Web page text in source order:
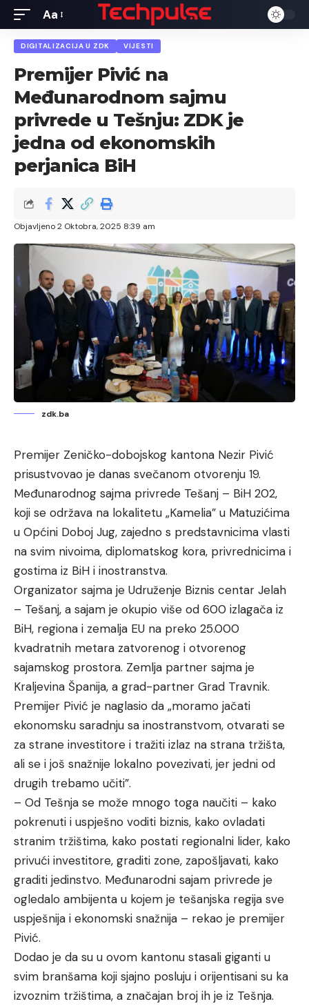
Font
Resizer
Aa
DIGITALIZACIJA U ZDK VIJESTI
Premijer Pivić na
Međunarodnom sajmu
privrede u Tešnju: ZDK je
jedna od ekonomskih
perjanica BiH
Objavljeno 2 Oktobra, 2025 8:39 am
zdk.ba
Premijer Zeničko-dobojskog kantona Nezir Pivić
prisustvovao je danas svečanom otvorenju 19.
Međunarodnog sajma privrede Tešanj – BiH 202,
koji se održava na lokalitetu „Kamelia” u Matuzićima
u Općini Doboj Jug, zajedno s predstavnicima vlasti
na svim nivoima, diplomatskog kora, privrednicima i
gostima iz BiH i inostranstva.
Organizator sajma je Udruženje Biznis centar Jelah
– Tešanj, a sajam je okupio više od 600 izlagača iz
BiH, regiona i zemalja EU na preko 25.000
kvadratnih metara zatvorenog i otvorenog
sajamskog prostora. Zemlja partner sajma je
Kraljevina Španija, a grad-partner Grad Travnik.
Premijer Pivić je naglasio da „moramo jačati
ekonomsku saradnju sa inostranstvom, otvarati se
za strane investitore i tražiti izlaz na strana tržišta,
ali se i još snažnije lokalno povezivati, jer jedni od
drugih trebamo učiti”.
– Od Tešnja se može mnogo toga naučiti – kako
pokrenuti i uspješno voditi biznis, kako ovladati
stranim tržištima, kako postati regionalni lider, kako
privući investitore, graditi zone, zapošljavati, kako
graditi jedinstvo. Međunarodni sajam privrede je
ogledalo ambijenta u kojem je tešanjska regija sve
uspješnija i ekonomski snažnija – rekao je premijer
Pivić.
Dodao je da su u ovom kantonu stasali giganti u
svim branšama koji sjajno posluju i orijentisani su ka
izvoznim tržištima, a značajan broj ih je iz Tešnja.